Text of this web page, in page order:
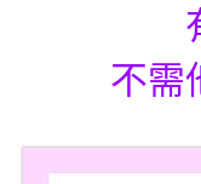
不需